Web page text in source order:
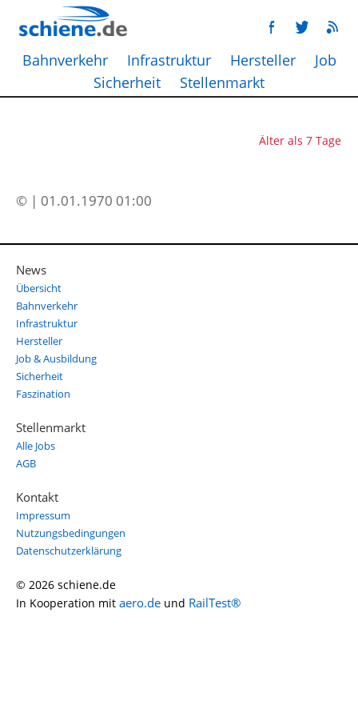
Bahnverkehr Infrastruktur Hersteller
Job
Sicherheit
Stellenmarkt
Älter als 7 Tage
© | 01.01.1970 01:00
News
Übersicht
Bahnverkehr
Infrastruktur
Hersteller
Job & Ausbildung
Sicherheit
Faszination
Stellenmarkt
Alle Jobs
AGB
Kontakt
Impressum
Nutzungsbedingungen
Datenschutzerklärung
© 2026 schiene.de
In Kooperation mit aero.de und RailTest®